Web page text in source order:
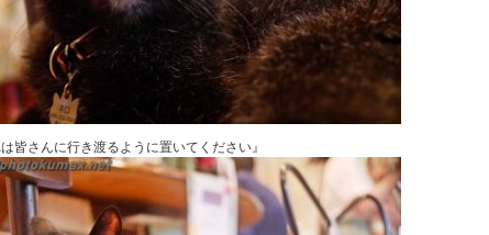
は皆さんに行き渡るように置いてください』